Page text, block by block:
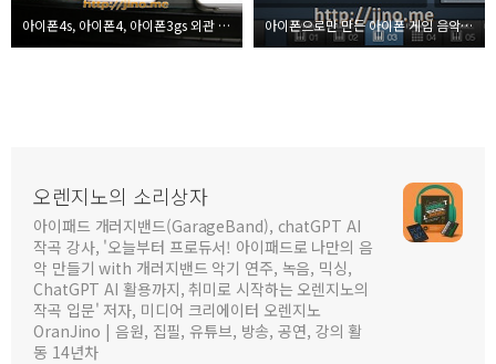
아이폰4s, 아이폰4, 아이폰3gs 외관 비교샷 아이폰으로만 만든 아이폰 게임 음악 소개
오렌지노의 소리상자
아이패드 개러지밴드(GarageBand), chatGPT AI
작곡 강사, '오늘부터 프로듀서! 아이패드로 나만의 음
악 만들기 with 개러지밴드 악기 연주, 녹음, 믹싱,
ChatGPT AI 활용까지, 취미로 시작하는 오렌지노의
작곡 입문' 저자, 미디어 크리에이터 오렌지노
OranJino | 음원, 집필, 유튜브, 방송, 공연, 강의 활
동 14년차